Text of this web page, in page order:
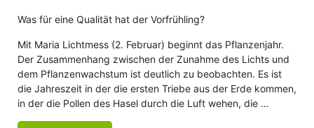
Was für eine Qualität hat der Vorfrühling?
Mit Maria Lichtmess (2. Februar) beginnt das Pflanzenjahr.
Der Zusammenhang zwischen der Zunahme des Lichts und
dem Pflanzenwachstum ist deutlich zu beobachten. Es ist
die Jahreszeit in der die ersten Triebe aus der Erde kommen,
in der die Pollen des Hasel durch die Luft wehen, die …